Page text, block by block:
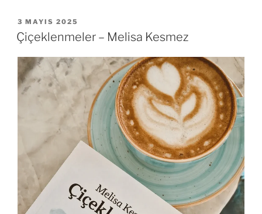
YAYIM
TARIHI
3 MAYIS 2025
Çiçeklenmeler – Melisa Kesmez